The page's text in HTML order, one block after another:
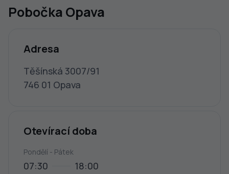
Pobočka Opava
Adresa
Těšínská 3007/91
746 01 Opava
Otevírací doba
Pondělí - Pátek
07:30 18:00